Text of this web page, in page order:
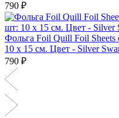
790 ₽
Фольга Foil Quill Foil Sheets
10 х 15 см. Цвет - Silver
790 ₽